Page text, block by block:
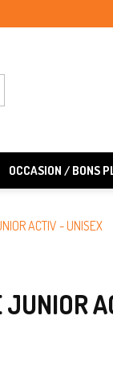
OCCASION / BONS
ACTIV - UNISEX